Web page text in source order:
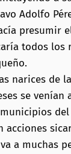
Adolfo
presumir
todos los
narices de
se venían
acciones
a muchas